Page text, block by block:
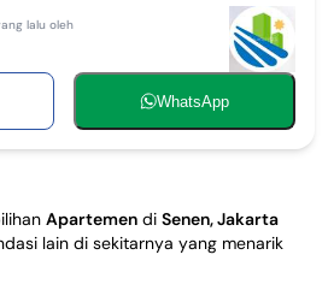
lalu oleh
WhatsApp
Apartemen di Senen, Jakarta
lain di sekitarnya yang menarik